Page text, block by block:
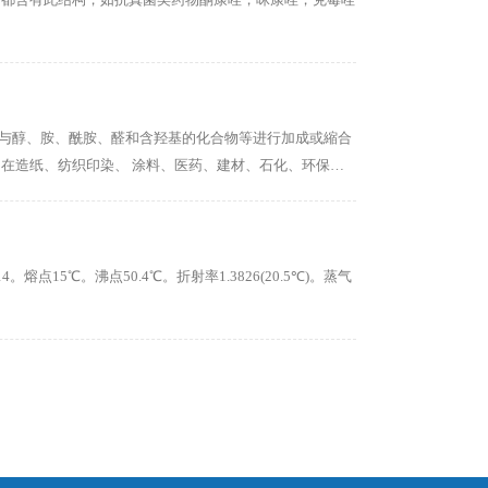
醇、胺、酰胺、醛和含羟基的化合物等进行加成或縮合
造纸、纺织印染、 涂料、医药、建材、石化、环保等
。熔点15℃。沸点50.4℃。折射率1.3826(20.5℃)。蒸气